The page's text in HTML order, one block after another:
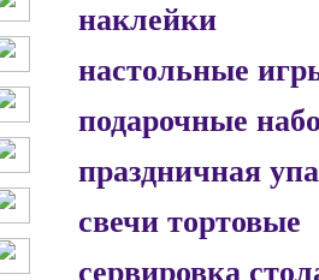
наклейки
настольные
подарочные
праздничная
свечи тортовые
сервировка